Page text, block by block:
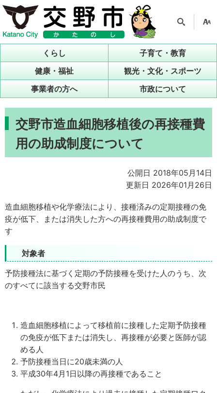
ル
くらし
子育て・教育
健康・福祉
観光・文化・スポーツ
事業者の方へ
市政について
交野市造血細胞移植後の再接種費
用の助成制度について
公開日 2018年05月14日
更新日 2026年01月26日
造血細胞移植や化学療法により、接種済みの定期接種の免
疫が低下、または消失した方への再接種費用の助成制度で
す
対象者
予防接種法に基づく定期の予防接種を受けた人のうち、次
のすべてに該当する交野市民
造血細胞移植によって移植前に接種した定期予防接種
の免疫が低下または消失し、再接種が必要と医師が認
める人
予防接種当日に20歳未満の人
平成30年4月1日以降の再接種であること